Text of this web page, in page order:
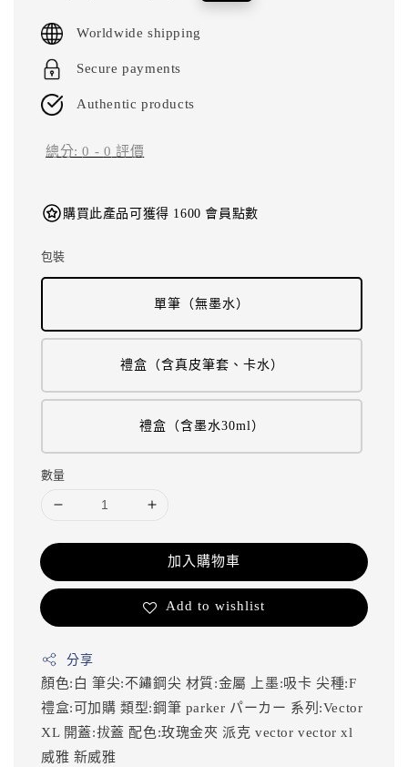
Worldwide shipping
Secure payments
Authentic products
總分:0 - 0 評價
購買此產品可獲得 1600 會員點數
包裝
單筆（無墨水）
禮盒（含真皮筆套、卡水）
禮盒（含墨水30ml）
數量
加入購物車
Add to wishlist
分享
顏色:白 筆尖:不鏽鋼尖 材質:金屬 上墨:吸卡尖種:F
禮盒:可加購類型:鋼筆 parker パーカー 系列:Vector
XL 開蓋:拔蓋配色:玫瑰金夾 派克vectorvector xl
威雅 新威雅